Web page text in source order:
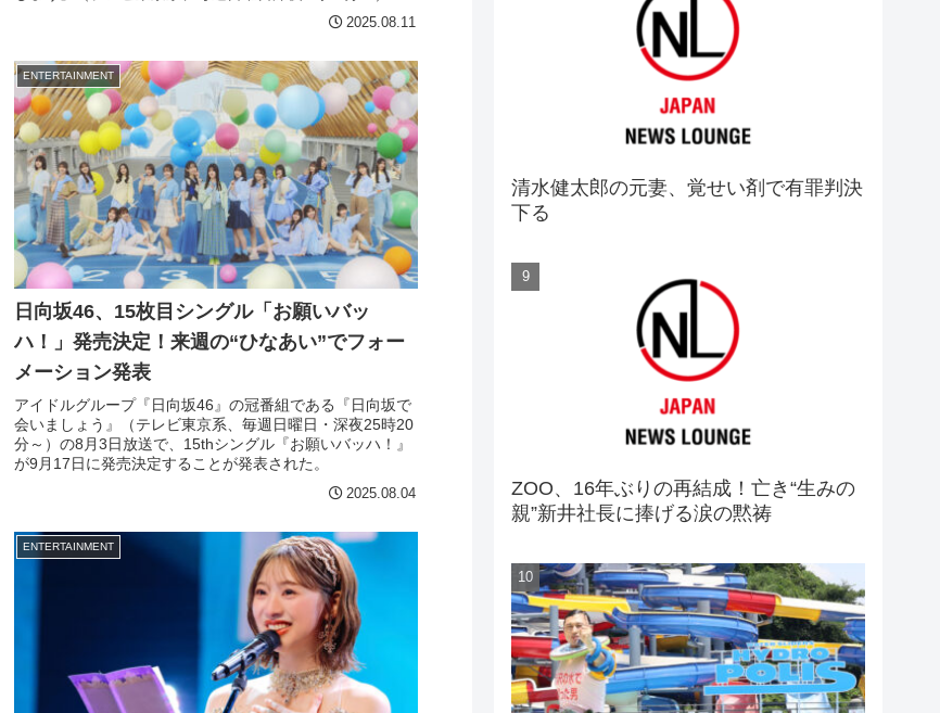
2025.08.11
ENTERTAINMENT
日向坂46、15枚目シングル「お願いバッ
ハ！」発売決定！来週の“ひなあい”でフォー
メーション発表
アイドルグループ『日向坂46』の冠番組である『日向坂で
会いましょう』（テレビ東京系、毎週日曜日・深夜25時20
分～）の8月3日放送で、15thシングル『お願いバッハ！』
が9月17日に発売決定することが発表された。
2025.08.04
ENTERTAINMENT
清水健太郎の元妻、覚せい剤で有罪判決
下る
ZOO、16年ぶりの再結成！亡き“生みの
親”新井社長に捧げる涙の黙祷